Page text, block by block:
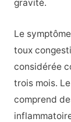
gravité.
Le
toux
considérée
trois mois.
comprend